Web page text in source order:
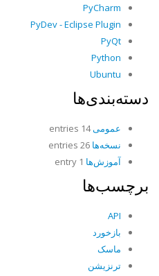
PyCharm
PyDev - Eclipse Plugin
PyQt
Python
Ubuntu
دسته‌بندی‌ها
عمومی14 entries
نسخه‌ها
آموزش‌ها
برچسب‌ها
API
بازخورد
ماسک
ترنزیشن